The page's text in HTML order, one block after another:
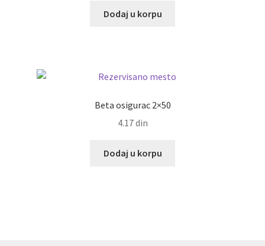
Dodaj u korpu
Beta osigurac 2×50
4.17din
Dodaj u korpu